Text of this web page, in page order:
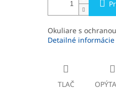
Okuliare s
Detailné informácie
TLAČ